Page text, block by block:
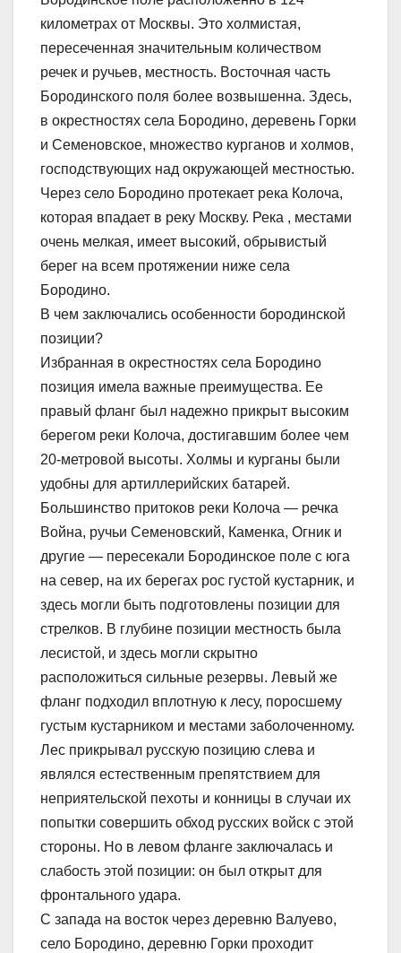
километрах от Москвы. Это холмистая,
пересеченная значительным количеством
речек и ручьев, местность. Восточная часть
Бородинского поля более возвышенна. Здесь,
в окрестностях села Бородино, деревень Горки
и Семеновское, множество курганов и холмов,
господствующих над окружающей местностью.
Через село Бородино протекает река Колоча,
которая впадает в реку Москву. Река , местами
очень мелкая, имеет высокий, обрывистый
берег на всем протяжении ниже села
Бородино.
В чем заключались особенности бородинской
позиции?
Избранная в окрестностях села Бородино
позиция имела важные преимущества. Ее
правый фланг был надежно прикрыт высоким
берегом реки Колоча, достигавшим более чем
20-метровой высоты. Холмы и курганы были
удобны для артиллерийских батарей.
Большинство притоков реки Колоча — речка
Война, ручьи Семеновский, Каменка, Огник и
другие — пересекали Бородинское поле с юга
на север, на их берегах рос густой кустарник, и
здесь могли быть подготовлены позиции для
стрелков. В глубине позиции местность была
лесистой, и здесь могли скрытно
расположиться сильные резервы. Левый же
фланг подходил вплотную к лесу, поросшему
густым кустарником и местами заболоченному.
Лес прикрывал русскую позицию слева и
являлся естественным препятствием для
неприятельской пехоты и конницы в случаи их
попытки совершить обход русских войск с этой
стороны. Но в левом фланге заключалась и
слабость этой позиции: он был открыт для
фронтального удара.
С запада на восток через деревню Валуево,
село Бородино, деревню Горки проходит